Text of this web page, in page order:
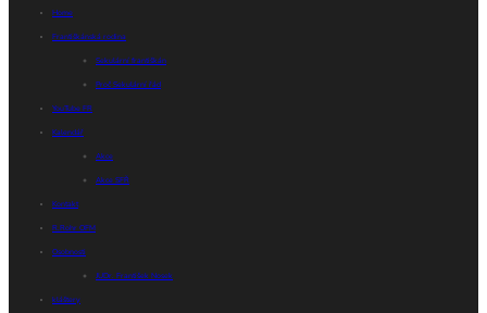
Home
Františkánská rodina
Sekulární františkán
Proč Sekulární řád
YouTube FR
Kalendář
Akce
Akce SFŘ
Kontakt
R.Rohr OFM
Osobnosti
JUDr. František Nosek
kláštery